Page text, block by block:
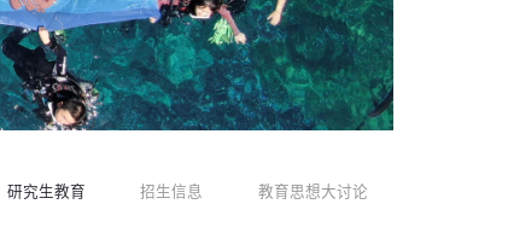
研究生教育 招生信息 教育思想大讨论